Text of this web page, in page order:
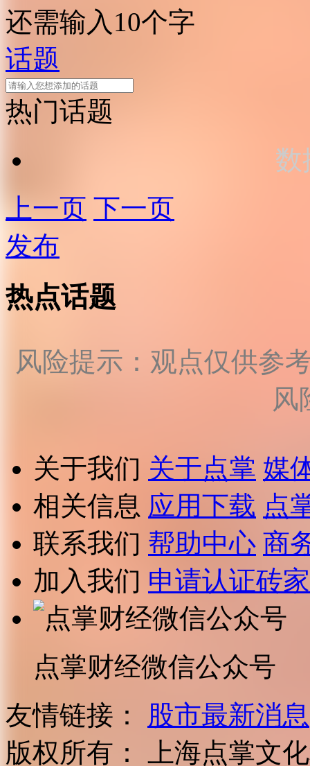
还需输入10个字
话题
热门话题
数
上一页 下一页
发布
热点话题
风险提示：观点仅供参
风
关于我们 关于点掌 媒
相关信息 应用下载 点
联系我们 帮助中心 商
加入我们 申请认证砖家
点掌财经微信公众号
友情链接：
股市最新消息
版权所有：
上海点掌文